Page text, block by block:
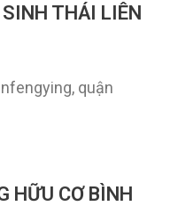
SINH THÁI LIÊN
quận
HỮU CƠ BÌNH